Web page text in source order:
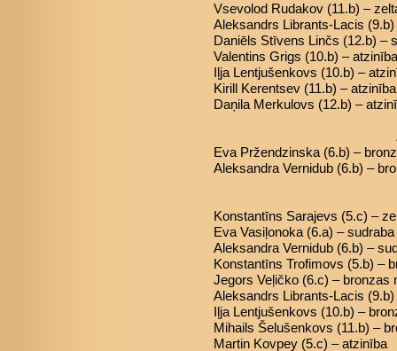
Vsevolod Rudakov (11.b) –
Aleksandrs Librants-Lacis
Daniēls Stīvens Linčs (12.b) –
Valentins Grigs (10.b) – atzinība
Iļja Lentjušenkovs (10.b) –
Kirill Kerentsev (11.b) – atzinība
Daņila Merkulovs (12.b) –
Eva Pržendzinska (6.b) –
Aleksandra Vernidub (6.b) –
Konstantīns Sarajevs (5.c) –
Eva Vasiļonoka (6.a) –
Aleksandra Vernidub (6.b) –
Konstantīns Trofimovs (5.b) –
Jegors Veļičko (6.c) – bronzas
Aleksandrs Librants-Lacis
Iļja Lentjušenkovs (10.b) –
Mihails Šelušenkovs (11.b) –
Martin Kovpey (5.c) – atzinība